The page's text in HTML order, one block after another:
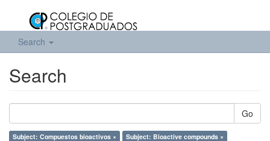
Search
Search
Go
Subject: Compuestos bioactivos ×
Subject: Bioactive compounds ×